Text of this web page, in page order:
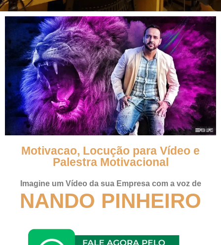
Motivacao, Locução para Vídeo e
Palestra Motivacional
Imagine um Vídeo da sua Empresa com a voz de
NANDO PINHEIRO